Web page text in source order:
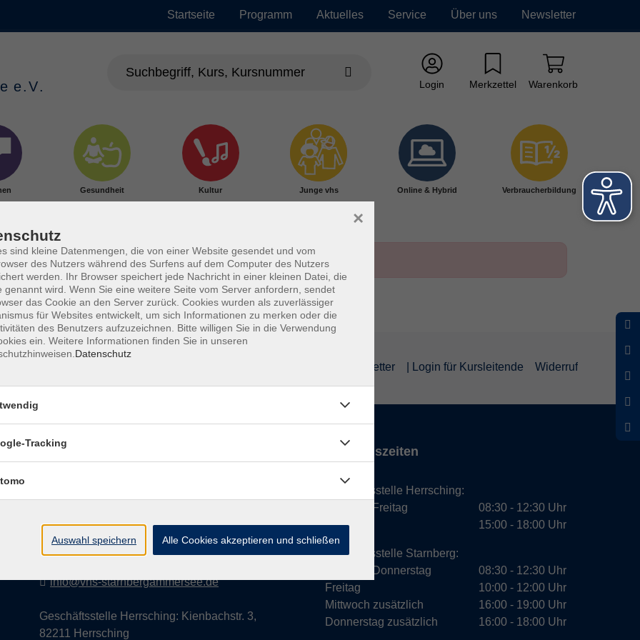
Startseite Programm Aktuelles Service Über uns Newsletter
Login Merkzettel Warenkorb
Gesundheit Kultur Junge vhs Online & Hybrid Verbraucherbildung
Newsletter | Login für Kursleitende Widerruf
Kontakt
Geschäftsstelle Starnberg: Bahnhofplatz 14,
info@vhs-starnbergammersee.de
Geschäftsstelle Herrsching: Kienbachstr. 3,
82211 Herrsching
Öffnungszeiten
Geschäftsstelle Herrsching:
Montag - Freitag
Dienstag
08:30 - 12:30 Uhr
15:00 - 18:00 Uhr
Geschäftsstelle Starnberg:
Montag - Donnerstag
Freitag
Mittwoch zusätzlich
Donnerstag zusätzlich
08:30 - 12:30 Uhr
10:00 - 12:00 Uhr
16:00 - 19:00 Uhr
16:00 - 18:00 Uhr
sind kleine Datenmengen, die von einer Website gesendet und vom
des Nutzers während des Surfens auf dem Computer des Nutzers
werden. Ihr Browser speichert jede Nachricht in einer kleinen Datei, die
genannt wird. Wenn Sie eine weitere Seite vom Server anfordern, sendet
das Cookie an den Server zurück. Cookies wurden als zuverlässiger
für Websites entwickelt, um sich Informationen zu merken oder die
des Benutzers aufzuzeichnen. Bitte willigen Sie in die Verwendung
ein. Weitere Informationen finden Sie in unseren
Datenschutz
×
Tracking
Auswahl speichern Alle Cookies akzeptieren und schließen